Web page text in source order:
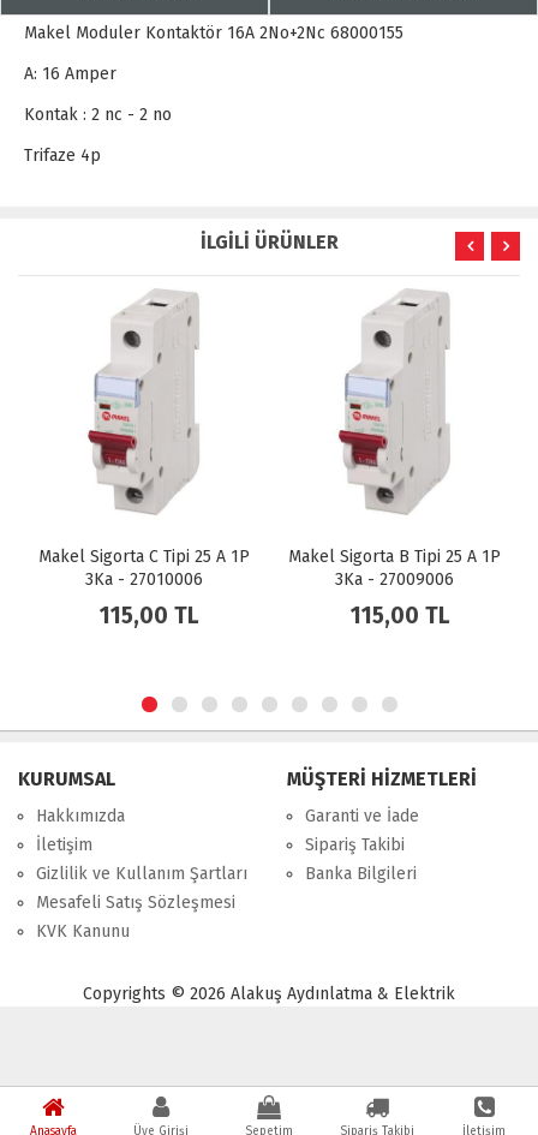
Anasayfa Üye Girişi Sepetim Sipariş Takibi İletişim
Makel Moduler Kontaktör 16A 2No+2Nc 68000155
A: 16 Amper
Kontak : 2 nc - 2 no
Trifaze 4p
İLGİLİ ÜRÜNLER
Makel Sigorta C Tipi 25 A 1P
3Ka - 27010006
115,00 TL
Makel Sigorta B Tipi 25 A 1P
3Ka - 27009006
115,00 TL
KURUMSAL
Hakkımızda
İletişim
Gizlilik ve Kullanım Şartları
Mesafeli Satış Sözleşmesi
KVK Kanunu
MÜŞTERİ HİZMETLERİ
Garanti ve İade
Sipariş Takibi
Banka Bilgileri
Copyrights © 2026 Alakuş Aydınlatma & Elektrik
Powered by Shop